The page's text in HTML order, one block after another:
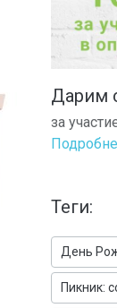
Дарим
за
Теги:
День
Пикник: